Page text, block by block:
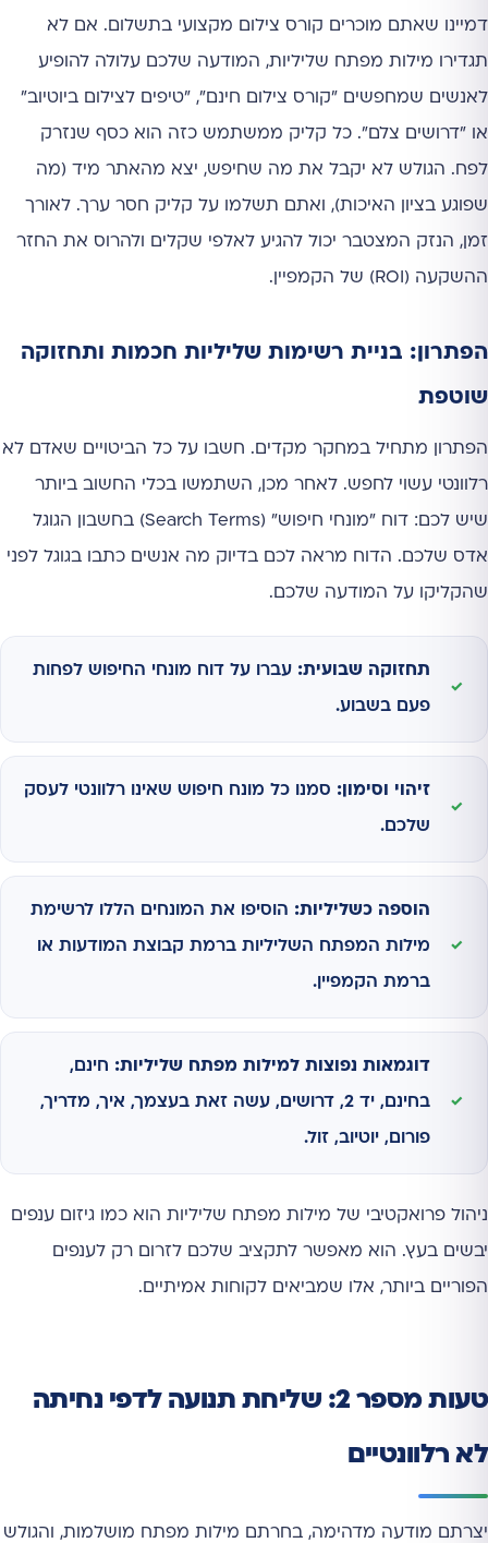
דמיינו שאתם מוכרים קורס צילום מקצועי בתשלום. אם לא
תגדירו מילות מפתח שליליות, המודעה שלכם עלולה להופיע
לאנשים שמחפשים "קורס צילום חינם", "טיפים לצילום ביוטיוב"
או "דרושים צלם". כל קליק ממשתמש כזה הוא כסף שנזרק
לפח. הגולש לא יקבל את מה שחיפש, יצא מהאתר מיד (מה
שפוגע בציון האיכות), ואתם תשלמו על קליק חסר ערך. לאורך
זמן, הנזק המצטבר יכול להגיע לאלפי שקלים ולהרוס את החזר
ההשקעה (ROI) של הקמפיין.
הפתרון: בניית רשימות שליליות חכמות ותחזוקה
שוטפת
הפתרון מתחיל במחקר מקדים. חשבו על כל הביטויים שאדם לא
רלוונטי עשוי לחפש. לאחר מכן, השתמשו בכלי החשוב ביותר
שיש לכם: דוח "מונחי חיפוש" (Search Terms) בחשבון הגוגל
אדס שלכם. הדוח מראה לכם בדיוק מה אנשים כתבו בגוגל לפני
שהקליקו על המודעה שלכם.
תחזוקה שבועית: עברו על דוח מונחי החיפוש לפחות
פעם בשבוע.
זיהוי וסימון: סמנו כל מונח חיפוש שאינו רלוונטי לעסק
שלכם.
הוספה כשליליות: הוסיפו את המונחים הללו לרשימת
מילות המפתח השליליות ברמת קבוצת המודעות או
ברמת הקמפיין.
דוגמאות נפוצות למילות מפתח שליליות: חינם,
בחינם, יד 2, דרושים, עשה זאת בעצמך, איך, מדריך,
פורום, יוטיוב, זול.
ניהול פרואקטיבי של מילות מפתח שליליות הוא כמו גיזום ענפים
יבשים בעץ. הוא מאפשר לתקציב שלכם לזרום רק לענפים
הפוריים ביותר, אלו שמביאים לקוחות אמיתיים.
טעות מספר 2: שליחת תנועה לדפי נחיתה
לא רלוונטיים
יצרתם מודעה מדהימה, בחרתם מילות מפתח מושלמות, והגולש